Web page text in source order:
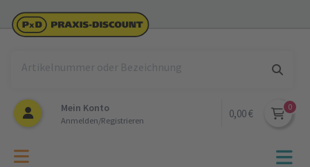
Mein Konto
Anmelden/Registrieren
0,00 €